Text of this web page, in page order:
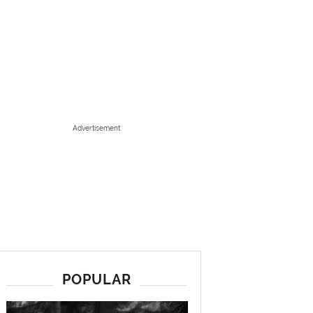
Advertisement
POPULAR